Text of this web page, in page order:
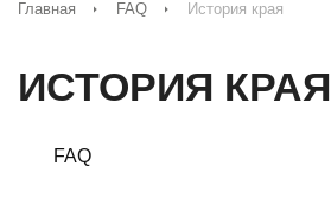
Главная FAQ История края
ИСТОРИЯ КРАЯ
FAQ